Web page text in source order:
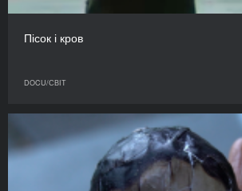
Пісок і кров
DOCU/СВІТ